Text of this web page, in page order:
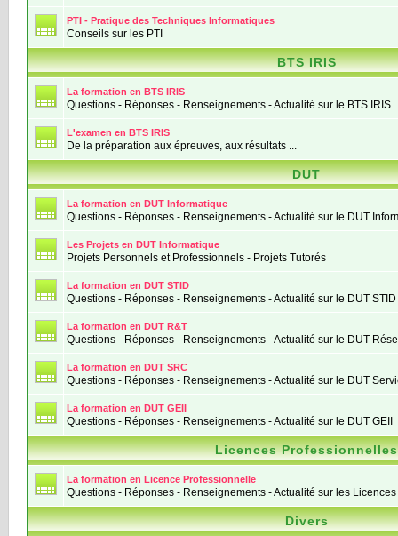
PTI - Pratique des Techniques Informatiques
Conseils sur les PTI
BTS IRIS
La formation en BTS IRIS
Questions - Réponses - Renseignements - Actualité sur le BTS IRIS
L'examen en BTS IRIS
De la préparation aux épreuves, aux résultats ...
DUT
La formation en DUT Informatique
Questions - Réponses - Renseignements - Actualité sur le DUT
Les Projets en DUT Informatique
Projets Personnels et Professionnels - Projets Tutorés
La formation en DUT STID
Questions - Réponses - Renseignements - Actualité sur le DUT STID
La formation en DUT R&T
Questions - Réponses - Renseignements - Actualité sur le DUT
La formation en DUT SRC
Questions - Réponses - Renseignements - Actualité sur le DUT
La formation en DUT GEII
Questions - Réponses - Renseignements - Actualité sur le DUT GEII
Licences Professionnelles
La formation en Licence Professionnelle
Questions - Réponses - Renseignements - Actualité sur les
Divers